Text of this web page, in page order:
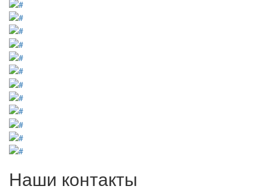
Наши контакты